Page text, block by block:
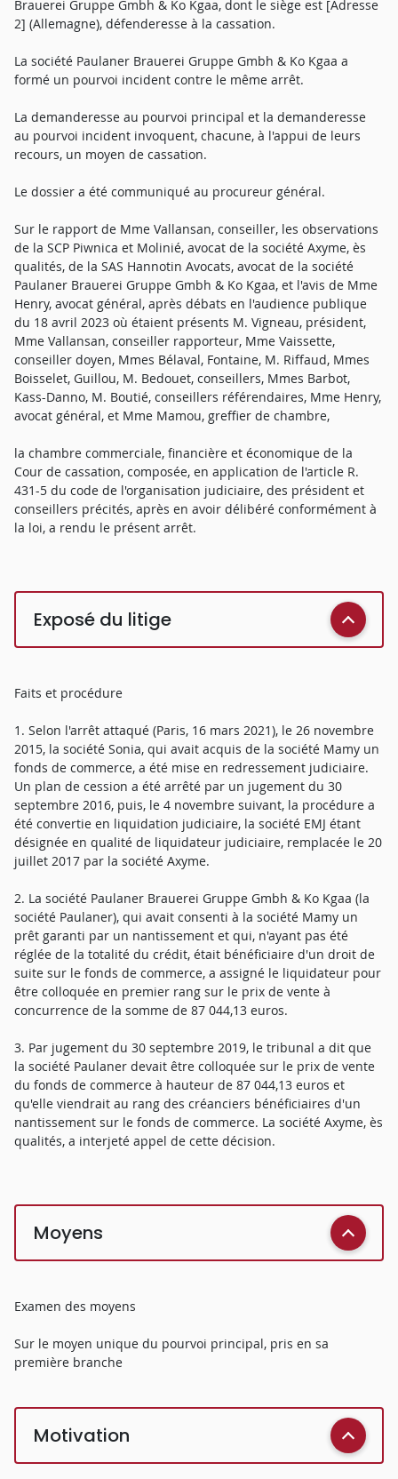
Brauerei Gruppe Gmbh & Ko Kgaa, dont le siège est [Adresse
2] (Allemagne), défenderesse à la cassation.
La société Paulaner Brauerei Gruppe Gmbh & Ko Kgaa a
formé un pourvoi incident contre le même arrêt.
La demanderesse au pourvoi principal et la demanderesse
au pourvoi incident invoquent, chacune, à l'appui de leurs
recours, un moyen de cassation.
Le dossier a été communiqué au procureur général.
Sur le rapport de Mme Vallansan, conseiller, les observations
de la SCP Piwnica et Molinié, avocat de la société Axyme, ès
qualités, de la SAS Hannotin Avocats, avocat de la société
Paulaner Brauerei Gruppe Gmbh & Ko Kgaa, et l'avis de Mme
Henry, avocat général, après débats en l'audience publique
du 18 avril 2023 où étaient présents M. Vigneau, président,
Mme Vallansan, conseiller rapporteur, Mme Vaissette,
conseiller doyen, Mmes Bélaval, Fontaine, M. Riffaud, Mmes
Boisselet, Guillou, M. Bedouet, conseillers, Mmes Barbot,
Kass-Danno, M. Boutié, conseillers référendaires, Mme Henry,
avocat général, et Mme Mamou, greffier de chambre,
la chambre commerciale, financière et économique de la
Cour de cassation, composée, en application de l'article R.
431-5 du code de l'organisation judiciaire, des président et
conseillers précités, après en avoir délibéré conformément à
la loi, a rendu le présent arrêt.
Exposé du litige
Faits et procédure
1. Selon l'arrêt attaqué (Paris, 16 mars 2021), le 26 novembre
2015, la société Sonia, qui avait acquis de la société Mamy un
fonds de commerce, a été mise en redressement judiciaire.
Un plan de cession a été arrêté par un jugement du 30
septembre 2016, puis, le 4 novembre suivant, la procédure a
été convertie en liquidation judiciaire, la société EMJ étant
désignée en qualité de liquidateur judiciaire, remplacée le 20
juillet 2017 par la société Axyme.
2. La société Paulaner Brauerei Gruppe Gmbh & Ko Kgaa (la
société Paulaner), qui avait consenti à la société Mamy un
prêt garanti par un nantissement et qui, n'ayant pas été
réglée de la totalité du crédit, était bénéficiaire d'un droit de
suite sur le fonds de commerce, a assigné le liquidateur pour
être colloquée en premier rang sur le prix de vente à
concurrence de la somme de 87 044,13 euros.
3. Par jugement du 30 septembre 2019, le tribunal a dit que
la société Paulaner devait être colloquée sur le prix de vente
du fonds de commerce à hauteur de 87 044,13 euros et
qu'elle viendrait au rang des créanciers bénéficiaires d'un
nantissement sur le fonds de commerce. La société Axyme, ès
qualités, a interjeté appel de cette décision.
Moyens
Examen des moyens
Sur le moyen unique du pourvoi principal, pris en sa
première branche
Motivation